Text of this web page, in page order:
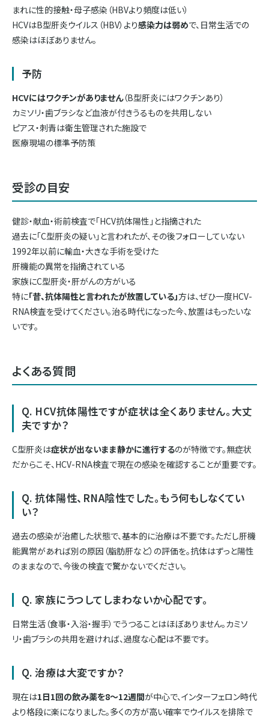
まれに性的接触・母子感染（HBVより頻度は低い）
HCVはB型肝炎ウイルス（HBV）より感染力は弱めで、日常生活での
感染はほぼありません。
予防
HCVにはワクチンがありません（B型肝炎にはワクチンあり）
カミソリ・歯ブラシなど血液が付きうるものを共用しない
ピアス・刺青は衛生管理された施設で
医療現場の標準予防策
受診の目安
健診・献血・術前検査で「HCV抗体陽性」と指摘された
過去に「C型肝炎の疑い」と言われたが、その後フォローしていない
1992年以前に輸血・大きな手術を受けた
肝機能の異常を指摘されている
家族にC型肝炎・肝がんの方がいる
特に「昔、抗体陽性と言われたが放置している」方は、ぜひ一度HCV-
RNA検査を受けてください。治る時代になった今、放置はもったいな
いです。
よくある質問
Q. HCV抗体陽性ですが症状は全くありません。大丈
夫ですか？
C型肝炎は症状が出ないまま静かに進行するのが特徴です。無症状
だからこそ、HCV-RNA検査で現在の感染を確認することが重要です。
Q. 抗体陽性、RNA陰性でした。もう何もしなくてい
い？
過去の感染が治癒した状態で、基本的に治療は不要です。ただし肝機
能異常があれば別の原因（脂肪肝など）の評価を。抗体はずっと陽性
のままなので、今後の検査で驚かないでください。
Q. 家族にうつしてしまわないか心配です。
日常生活（食事・入浴・握手）でうつることはほぼありません。カミソ
リ・歯ブラシの共用を避ければ、過度な心配は不要です。
Q. 治療は大変ですか？
現在は1日1回の飲み薬を8〜12週間が中心で、インターフェロン時代
より格段に楽になりました。多くの方が高い確率でウイルスを排除で